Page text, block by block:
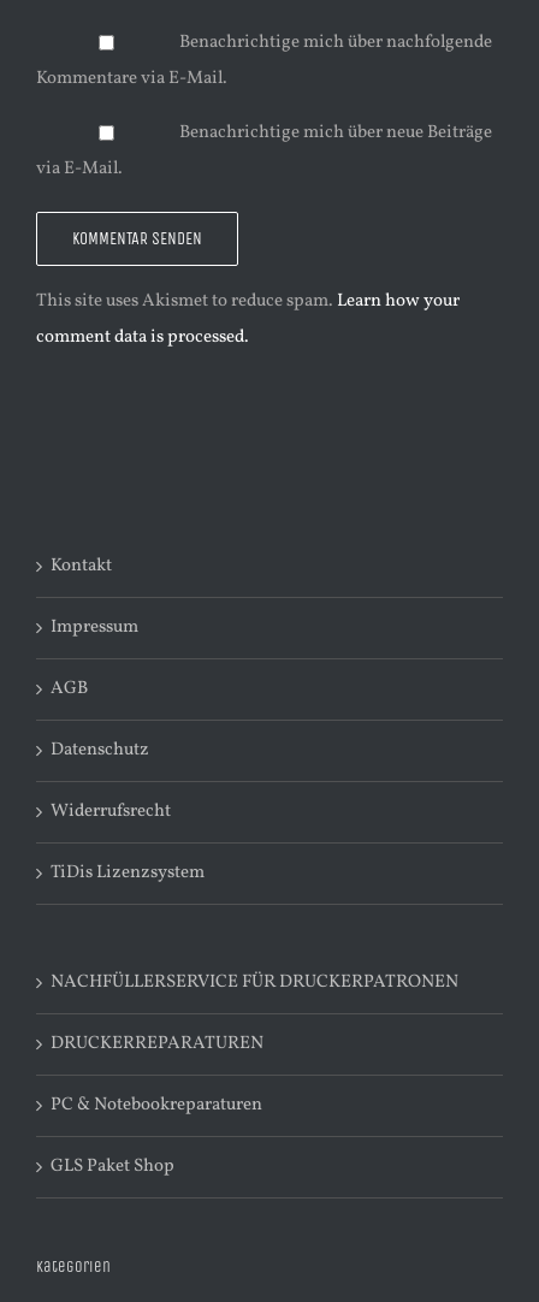
Benachrichtige mich über nachfolgende
Kommentare via E-Mail.
Benachrichtige mich über neue Beiträge
via E-Mail.
This site uses Akismet to reduce spam. Learn how your
comment data is processed.
Kontakt
Impressum
AGB
Datenschutz
Widerrufsrecht
TiDis Lizenzsystem
NACHFÜLLERSERVICE FÜR DRUCKERPATRONEN
DRUCKERREPARATUREN
PC & Notebookreparaturen
GLS Paket Shop
Kategorien